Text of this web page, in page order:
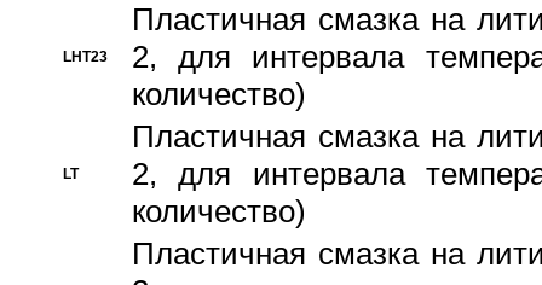
LHT23
Пластичная смазка на
2, для интервала
количество)
LT
Пластичная смазка на
2, для интервала
количество)
Пластичная смазка на